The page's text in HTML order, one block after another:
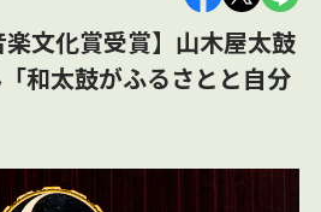
楽文化賞受賞】山木屋太鼓
和太鼓がふるさとと自分